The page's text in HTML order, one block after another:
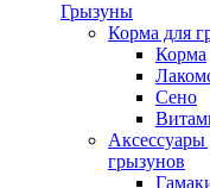
Грызуны
Корма для
Корма
Сено
Аксессуары
грызунов